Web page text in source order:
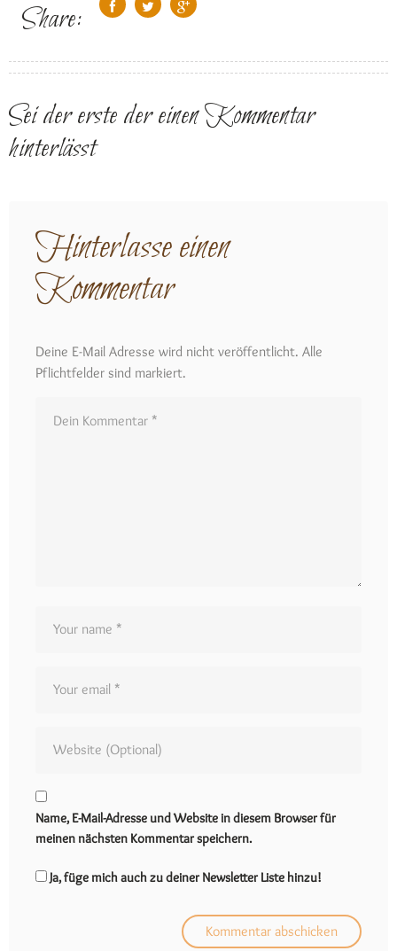
Share:
Sei der erste der einen Kommentar
hinterlässt
Hinterlasse einen
Kommentar
Deine E-Mail Adresse wird nicht veröffentlicht. Alle
Pflichtfelder sind markiert.
Name, E-Mail-Adresse und Website in diesem Browser für
meinen nächsten Kommentar speichern.
Ja, füge mich auch zu deiner Newsletter Liste hinzu!